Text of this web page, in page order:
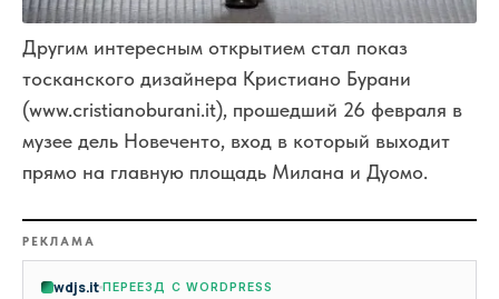
Другим интересным открытием стал показ
тосканского дизайнера Кристиано Бурани
(www.cristianoburani.it), прошедший 26 февраля в
музее дель Новеченто, вход в который выходит
прямо на главную площадь Милана и Дуомо.
РЕКЛАМА
wdjs.it ПЕРЕЕЗД С WORDPRESS